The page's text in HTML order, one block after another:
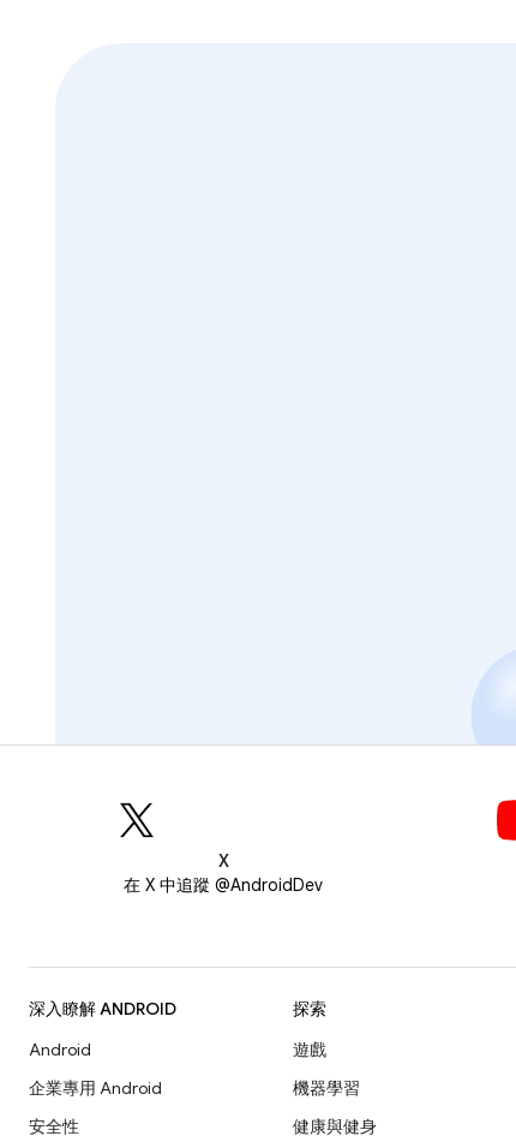
X
在 X 中追蹤 @AndroidDev
深入瞭解 ANDROID
Android
企業專用 Android
安全性
探索
遊戲
機器學習
健康與健身